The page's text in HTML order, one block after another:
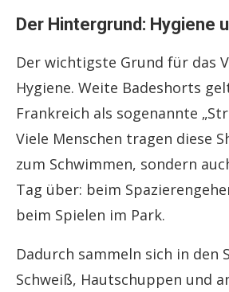
Der Hintergrund: Hygiene
Der wichtigste Grund für das
Hygiene. Weite Badeshorts
Frankreich als sogenannte
Viele Menschen tragen diese
zum Schwimmen, sondern
Tag über: beim
beim Spielen im Park.
Dadurch sammeln sich in den
Schweiß, Hautschuppen und